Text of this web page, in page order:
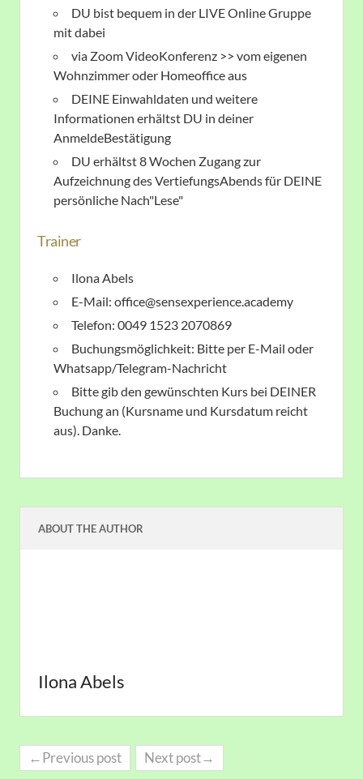
DU bist bequem in der LIVE Online Gruppe
mit dabei
via Zoom VideoKonferenz >> vom eigenen
Wohnzimmer oder Homeoffice aus
DEINE Einwahldaten und weitere
Informationen erhältst DU in deiner
AnmeldeBestätigung
DU erhältst 8 Wochen Zugang zur
Aufzeichnung des VertiefungsAbends für DEINE
persönliche Nach"Lese"
Trainer
Ilona Abels
E-Mail: office@sensexperience.academy
Telefon: 0049 1523 2070869
Buchungsmöglichkeit: Bitte per E-Mail oder
Whatsapp/Telegram-Nachricht
Bitte gib den gewünschten Kurs bei DEINER
Buchung an (Kursname und Kursdatum reicht
aus). Danke.
ABOUT THE AUTHOR
Ilona Abels
←Previous post Next post→